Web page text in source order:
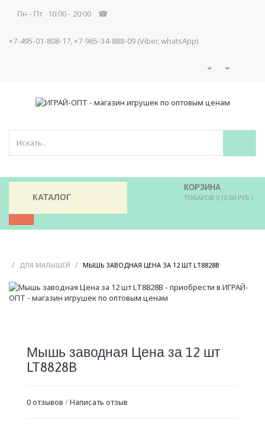
Пн - Пт 10:00 - 20:00 ☎
+7-495-01-808-17, +7-965-34-888-09 (Viber, whatsApp)
КОРЗИНА
ТОВАРОВ 0 (0.00 РУБ.)
КАТАЛОГ
/ ДЛЯ МАЛЫШЕЙ / МЫШЬ ЗАВОДНАЯ ЦЕНА ЗА 12 ШТ LT8828B
Мышь заводная Цена за 12 шт
LT8828B
0 отзывов /Написать отзыв